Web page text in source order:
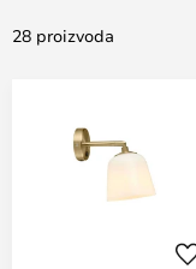
28 proizvoda